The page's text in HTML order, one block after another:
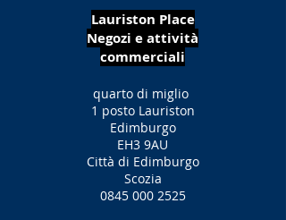
Lauriston Place
Negozi e attività
commerciali
quarto di miglio
1 posto Lauriston
Edimburgo
EH3 9AU
Città di Edimburgo
Scozia
0845 000 2525